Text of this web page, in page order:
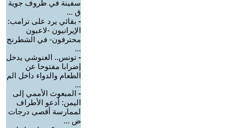
سفينة في ظروف جوية
ق ...
- بقائي يرد على ترامب:
الإيرانيون -لاعبون
محترفون- في الشطرنج
...
- تونس.. الغنوشي يدخل
إضرابا مفتوحا عن
الطعام والدواء داخل الم
...
- ‏المبعوث الأممي إلى
اليمن: أدعو الأطراف
لممارسة أقصى درجات
ض ...